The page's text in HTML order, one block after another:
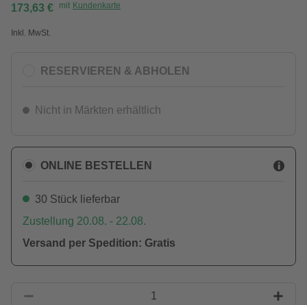
173,63 € mit Kundenkarte
Inkl. MwSt.
RESERVIEREN & ABHOLEN
Nicht in Märkten erhältlich
ONLINE BESTELLEN
30 Stück lieferbar
Zustellung 20.08. - 22.08.
Versand per Spedition: Gratis